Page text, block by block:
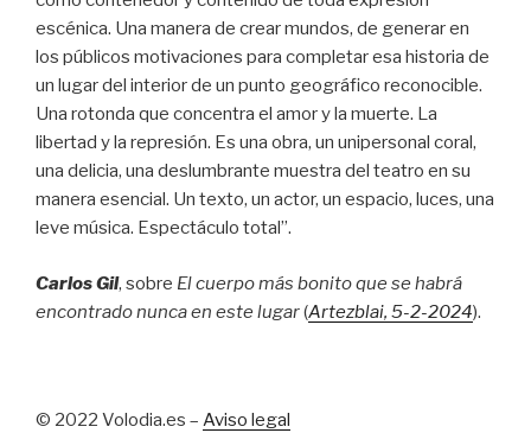
escénica. Una manera de crear mundos, de generar en
los públicos motivaciones para completar esa historia de
un lugar del interior de un punto geográfico reconocible.
Una rotonda que concentra el amor y la muerte. La
libertad y la represión. Es una obra, un unipersonal coral,
una delicia, una deslumbrante muestra del teatro en su
manera esencial. Un texto, un actor, un espacio, luces, una
leve música. Espectáculo total”.
Carlos Gil, sobre El cuerpo más bonito que se habrá
encontrado nunca en este lugar(Artezblai, 5-2-2024).
© 2022 Volodia.es – Aviso legal